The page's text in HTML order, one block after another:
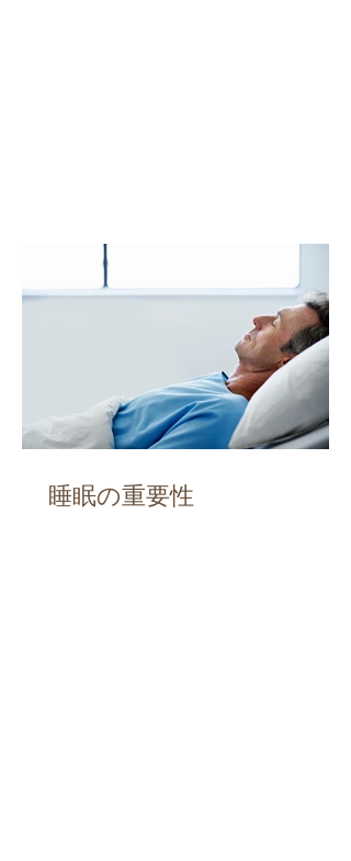
睡眠の重要性